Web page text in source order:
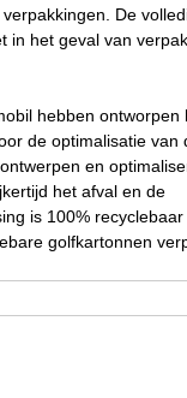
De
in het geval van
hebben ontworpen
de optimalisatie van
en
het afval en de
is 100%
golfkartonnen